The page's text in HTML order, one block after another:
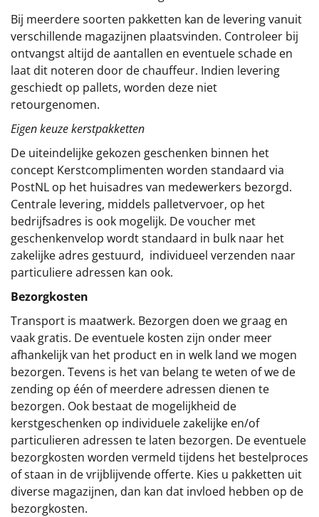
Bij meerdere soorten pakketten kan de levering vanuit
verschillende magazijnen plaatsvinden. Controleer bij
ontvangst altijd de aantallen en eventuele schade en
laat dit noteren door de chauffeur. Indien levering
geschiedt op pallets, worden deze niet
retourgenomen.
Eigen keuze kerstpakketten
De uiteindelijke gekozen geschenken binnen het
concept Kerstcomplimenten worden standaard via
PostNL op het huisadres van medewerkers bezorgd.
Centrale levering, middels palletvervoer, op het
bedrijfsadres is ook mogelijk. De voucher met
geschenkenvelop wordt standaard in bulk naar het
zakelijke adres gestuurd, individueel verzenden naar
particuliere adressen kan ook.
Bezorgkosten
Transport is maatwerk. Bezorgen doen we graag en
vaak gratis. De eventuele kosten zijn onder meer
afhankelijk van het product en in welk land we mogen
bezorgen. Tevens is het van belang te weten of we de
zending op één of meerdere adressen dienen te
bezorgen. Ook bestaat de mogelijkheid de
kerstgeschenken op individuele zakelijke en/of
particulieren adressen te laten bezorgen. De eventuele
bezorgkosten worden vermeld tijdens het bestelproces
of staan in de vrijblijvende offerte. Kies u pakketten uit
diverse magazijnen, dan kan dat invloed hebben op de
bezorgkosten.